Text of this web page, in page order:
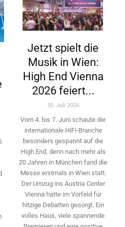
Jetzt spielt die
Musik in Wien:
High End Vienna
2026 feiert...
30. Juli 2026
Vom 4. bis 7. Juni schaute die
internationale HiFi-Branche
besonders gespannt auf die
High End, denn nach mehr als
20 Jahren in München fand die
Messe erstmals in Wien statt.
Der Umzug ins Austria Center
Vienna hatte im Vorfeld für
hitzige Debatten gesorgt. Ein
volles Haus, viele spannende